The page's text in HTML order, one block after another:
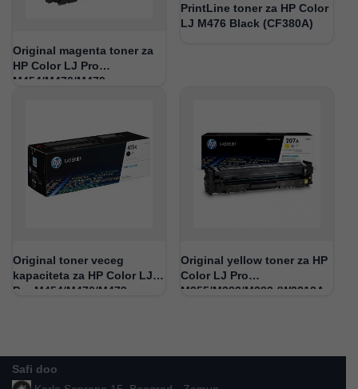
Original magenta toner za
HP Color LJ Pro
M454/M470/M479
PrintLine toner za HP Color
LJ M476 Black (CF380A)
Original toner veceg
kapaciteta za HP Color LJ
Pro M454/M470/M479
Original yellow toner za HP
Color LJ Pro
M255/M282/M283 (W2212A,
Safi doo